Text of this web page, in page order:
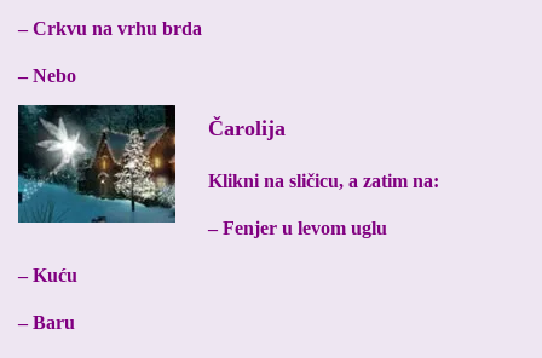
– Crkvu na vrhu brda
– Nebo
Čarolija
Klikni na sličicu, a zatim na:
– Fenjer u levom uglu
– Kuću
– Baru